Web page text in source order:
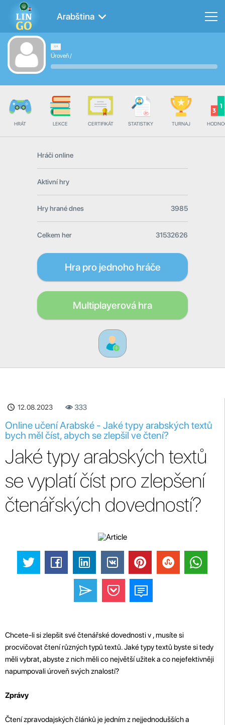
Arabština
Úroveň/
HRÁT LEKCE CERTIFIKÁT STATISTIKY TURNAJ
Hráči online
Aktivní hry
Hry hrané dnes 3985
Celkem her 31532626
Hra pro jednoho hráče
Multiplayerová hra
12.08.2023 333
Online učení Arabské - Jaké typy arabských textů
bych měl číst, abych se zlepšil ve čtení?
Jaké typy arabských textů
se vyplatí číst pro zlepšení
čtenářských dovedností?
Chcete-li si zlepšit své čtenářské dovednosti v , musíte si
procvičovat čtení různých typů textů. Jaké typy textů byste si tedy
měli vybrat, abyste z nich měli co největší užitek a co nejefektivněji
napumpovali úroveň svých znalostí?
Zprávy
Čtení zpravodajských článků je jedním z nejjednodušších a